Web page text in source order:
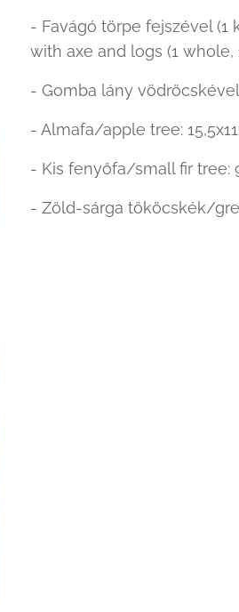
- Favágó törpe fejszével
with axe and logs (1 whole,
- Gomba lány
- Almafa/apple tree:
- Kis fenyőfa/small fir tree:
- Zöld-sárga tököcskék/